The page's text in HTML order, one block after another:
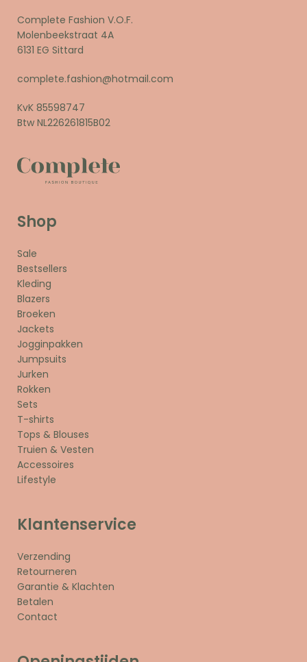
Complete Fashion V.O.F.
Molenbeekstraat 4A
6131 EG Sittard
complete.fashion@hotmail.com
KvK 85598747
Btw NL226261815B02
Shop
Sale
Bestsellers
Kleding
Blazers
Broeken
Jackets
Jogginpakken
Jumpsuits
Jurken
Rokken
Sets
T-shirts
Tops & Blouses
Truien & Vesten
Accessoires
Lifestyle
Klantenservice
Verzending
Retourneren
Garantie & Klachten
Betalen
Contact